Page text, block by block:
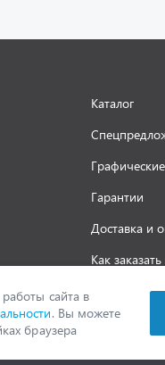
Гарантии
Доставка и
Как
Политика
сайта в
. Вы можете
браузера